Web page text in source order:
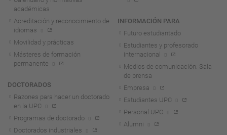
académicas
Acreditación y reconocimiento de
idiomas
Movilidad y prácticas
Másteres de formación
permanente
DOCTORADOS
Razones para hacer un doctorado
en la UPC
Programas de doctorado
Doctorados industriales
INFORMACIÓN PARA
Futuro estudiantado
Estudiantes y profesorado
internacional
Medios de comunicación. Sala
de prensa
Empresa
Estudiantes UPC
Personal UPC
Alumni